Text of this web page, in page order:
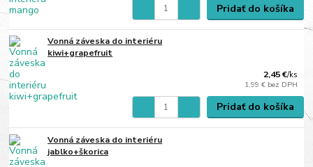
Pridať do košíka
Vonná záveska do interiéru
kiwi+grapefruit
2,45 €/ks
1,99 € bez DPH
Pridať do košíka
Vonná záveska do interiéru
jablko+škorica